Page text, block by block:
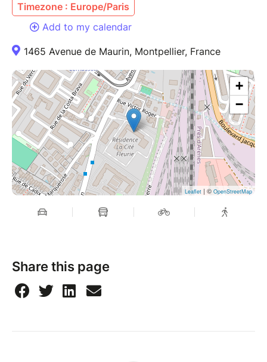
Timezone : Europe/Paris
Add to my calendar
1465 Avenue de Maurin, Montpellier, France
+
−
Leaflet | © OpenStreetMap
Share this page